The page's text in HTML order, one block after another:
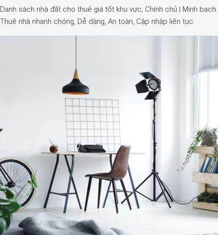
Danh sách nhà đất cho thuê giá tốt khu vực, Chính chủ | Minh bạch.
Thuê nhà nhanh chóng, Dễ dàng, An toàn, Cập nhập liên tục.